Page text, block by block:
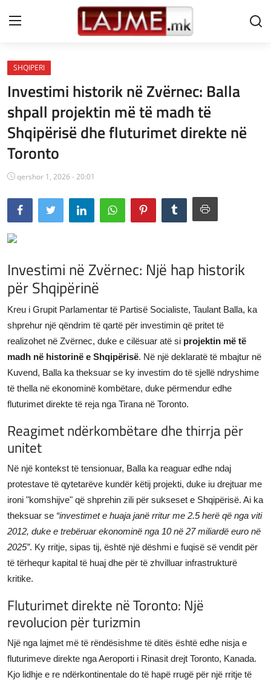
Shtëpi
LAJME MAQEDONI
SHQIPERI
KOSOVA
LAJME NGA BOTA
SHOWBIZ
SPORT
SHENDETI
JETA
Gallery
SHQIPERI
Investimi historik në Zvërnec: Balla
shpall projektin më të madh të
Shqipërisë dhe fluturimet direkte në
Toronto
qershor 1, 2026 - 20:01
Investimi në Zvërnec: Një hap historik
për Shqipërinë
Kreu i Grupit Parlamentar të Partisë Socialiste, Taulant Balla, ka
shprehur një qëndrim të qartë për investimin që pritet të
realizohet në Zvërnec, duke e cilësuar atë si projektin më të
madh në historinë e Shqipërisë. Në një deklaratë të mbajtur në
Kuvend, Balla ka theksuar se ky investim do të sjellë ndryshime
të thella në ekonominë kombëtare, duke përmendur edhe
fluturimet direkte të reja nga Tirana në Toronto.
Reagimet ndërkombëtare dhe thirrja për
unitet
Në një kontekst të tensionuar, Balla ka reaguar edhe ndaj
protestave të qytetarëve kundër këtij projekti, duke iu drejtuar me
ironi "komshijve" që shprehin zili për sukseset e Shqipërisë. Ai ka
theksuar se “investimet e huaja janë rritur me 2.5 herë që nga viti
2012, duke e trebëruar ekonominë nga 10 në 27 miliardë euro në
2025”. Ky rritje, sipas tij, është një dëshmi e fuqisë së vendit për
të tërhequr kapital të huaj dhe për të zhvilluar infrastrukturë
kritike.
Fluturimet direkte në Toronto: Një
revolucion për turizmin
Një nga lajmet më të rëndësishme të ditës është edhe nisja e
fluturimeve direkte nga Aeroporti i Rinasit drejt Toronto, Kanada.
Kjo lidhje e re ndërkontinentale do të hapë rrugë për një rritje të